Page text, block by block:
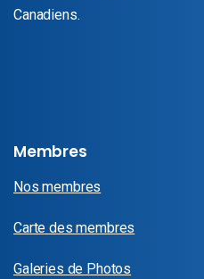
Canadiens.
Membres
Nos membres
Carte des membres
Galeries de Photos